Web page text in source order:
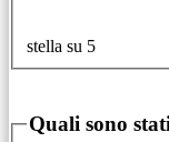
stella su 5
Quali sono